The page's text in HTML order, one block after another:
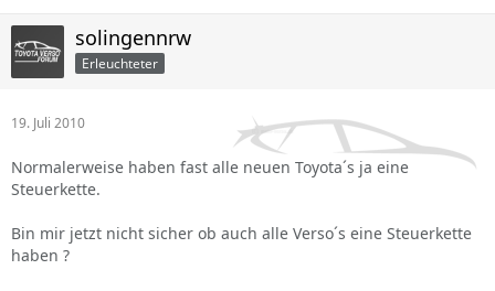
solingennrw
Erleuchteter
19. Juli 2010
Normalerweise haben fast alle neuen Toyota´s ja eine
Steuerkette.
Bin mir jetzt nicht sicher ob auch alle Verso´s eine Steuerkette
haben ?